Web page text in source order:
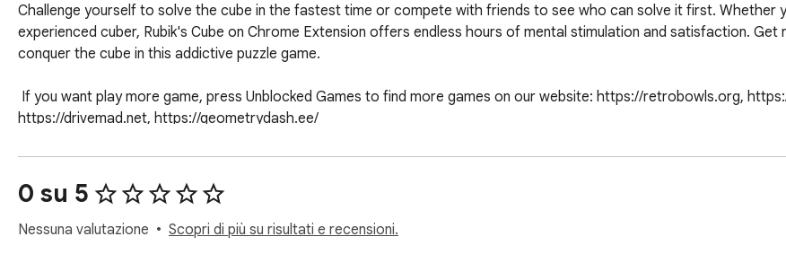
Challenge yourself to solve the cube in the fastest time or compete with friends to see who can solve it first. Whether
experienced cuber, Rubik's Cube on Chrome Extension offers endless hours of mental stimulation and satisfaction. Get
conquer the cube in this addictive puzzle game.
https://drivemad.net, https://geometrydash.ee/
0 su 5
Nessuna valutazione Scopri di più su risultati e recensioni.